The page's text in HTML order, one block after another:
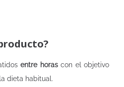
entre horascon el objetivo
dieta habitual.